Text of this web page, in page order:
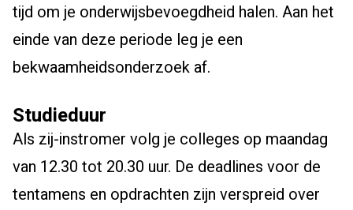
tijd om je onderwijsbevoegdheid halen. Aan het
einde van deze periode leg je een
bekwaamheidsonderzoek af.
Studieduur
Als zij-instromer volg je colleges op maandag
van 12.30 tot 20.30 uur. De deadlines voor de
tentamens en opdrachten zijn verspreid over